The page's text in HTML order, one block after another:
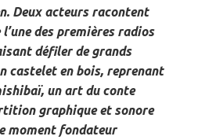
Deux acteurs racontent
des premières radios
défiler de grands
castelet en bois, reprenant
un art du conte
graphique et sonore
moment fondateur